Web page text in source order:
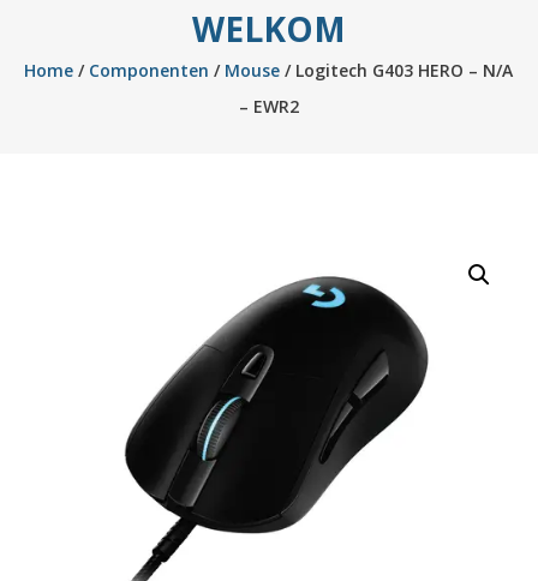
WELKOM
Home / Componenten / Mouse / Logitech G403 HERO – N/A
– EWR2